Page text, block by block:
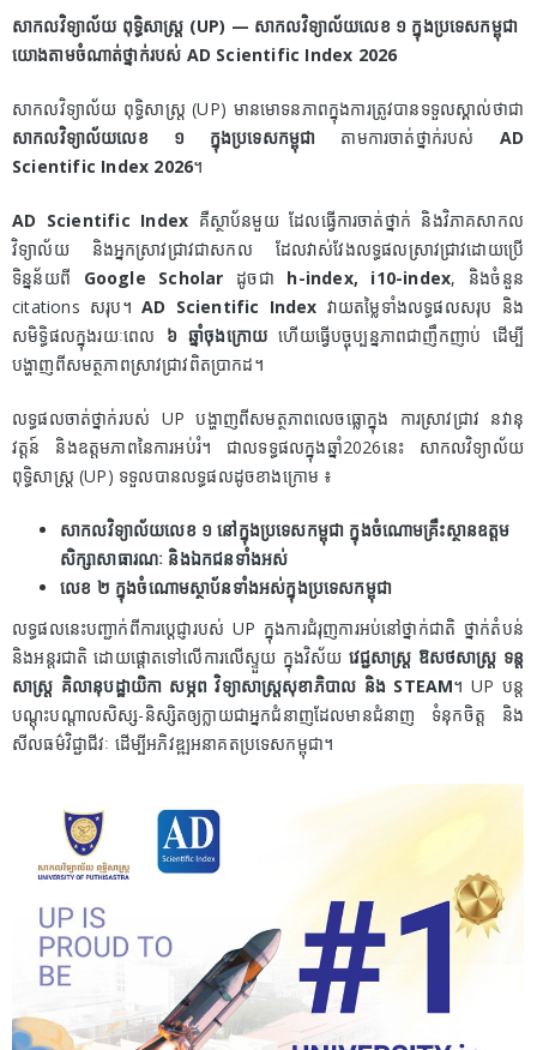
សាកលវិទ្យាល័យ ពុទ្ធិសាស្ត្រ (UP) — សាកលវិទ្យាល័យលេខ ១ ក្នុងប្រទេសកម្ពុជា
យោងតាមចំណាត់ថ្នាក់របស់ AD Scientific Index 2026
សាកលវិទ្យាល័យ ពុទ្ធិសាស្ត្រ (UP) មានមោទនភាពក្នុងការត្រូវបានទទួលស្គាល់ថាជា
សាកលវិទ្យាល័យលេខ ១ ក្នុងប្រទេសកម្ពុជា តាមការចាត់ថ្នាក់របស់ AD
Scientific Index 2026។
AD Scientific Index គឺស្ថាប័នមួយ ដែលធ្វើការចាត់ថ្នាក់ និងវិភាគសាកល
វិទ្យាល័យ និងអ្នកស្រាវជ្រាវជាសកល ដែលវាស់វែងលទ្ធផលស្រាវជ្រាវដោយប្រើ
ទិន្នន័យពី Google Scholar ដូចជា h-index, i10-index, និងចំនួន
citations សរុប។ AD Scientific Index វាយតម្លៃទាំងលទ្ធផលសរុប និង
សមិទ្ធិផលក្នុងរយៈពេល ៦ ឆ្នាំចុងក្រោយ ហើយធ្វើបច្ចុប្បន្នភាពជាញឹកញាប់ ដើម្បី
បង្ហាញពីសមត្ថភាពស្រាវជ្រាវពិតប្រាកដ។
លទ្ធផលចាត់ថ្នាក់របស់ UP បង្ហាញពីសមត្ថភាពលេចធ្លោក្នុង ការស្រាវជ្រាវ នវានុ
វត្តន៍ និងឧត្តមភាពនៃការអប់រំ។ ជាលទទ្ធផលក្នុងឆ្នាំ2026នេះ សាកលវិទ្យាល័យ
ពុទ្ធិសាស្ត្រ (UP) ទទួលបានលទ្ធផលដូចខាងក្រោម ៖
សាកលវិទ្យាល័យលេខ ១ នៅក្នុងប្រទេសកម្ពុជា ក្នុងចំណោមគ្រឹះស្ថានឧត្តម
សិក្សាសាធារណៈ និងឯកជនទាំងអស់
លេខ ២ ក្នុងចំណោមស្ថាប័នទាំងអស់ក្នុងប្រទេសកម្ពុជា
លទ្ធផលនេះបញ្ជាក់ពីការប្តេជ្ញារបស់ UP ក្នុងការជំរុញការអប់នៅថ្នាក់ជាតិ ថ្នាក់តំបន់
និងអន្តរជាតិ ដោយផ្ដោតទៅលើការលើស្ទួយ ក្នុងវិស័យ វេជ្ជសាស្ត្រ ឱសថសាស្ត្រ ទន្ត
សាស្ត្រ គិលានុបដ្ឋាយិកា សម្ភព វិទ្យាសាស្ត្រសុខាភិបាល និង STEAM។ UP បន្ត
បណ្តុះបណ្តាលសិស្ស-និស្សិតឲ្យក្លាយជាអ្នកជំនាញដែលមានជំនាញ ទំនុកចិត្ត និង
សីលធម៌វិជ្ជាជីវៈ ដើម្បីអភិវឌ្ឍអនាគតប្រទេសកម្ពុជា។